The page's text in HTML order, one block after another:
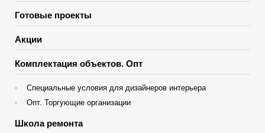
Готовые проекты
Акции
Комплектация объектов. Опт
Специальные условия для дизайнеров интерьера
Опт. Торгующие организации
Школа ремонта